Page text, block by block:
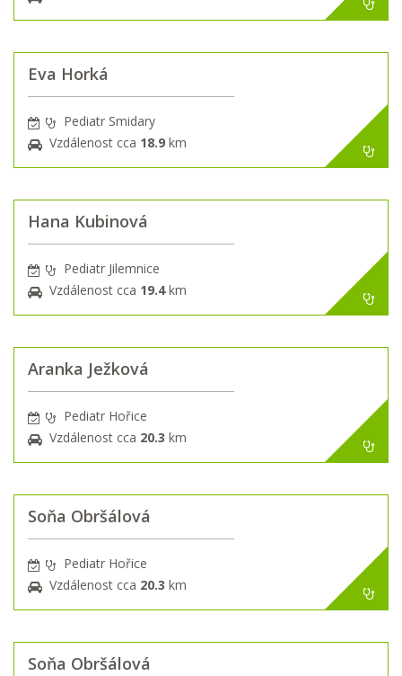
Eva Horká
Pediatr Smidary
Vzdálenost cca 18.9 km
Hana Kubinová
Pediatr Jilemnice
Vzdálenost cca 19.4km
Aranka Ježková
Pediatr Hořice
Vzdálenost cca 20.3 km
Soňa Obršálová
Pediatr Hořice
Vzdálenost cca 20.3 km
Soňa Obršálová